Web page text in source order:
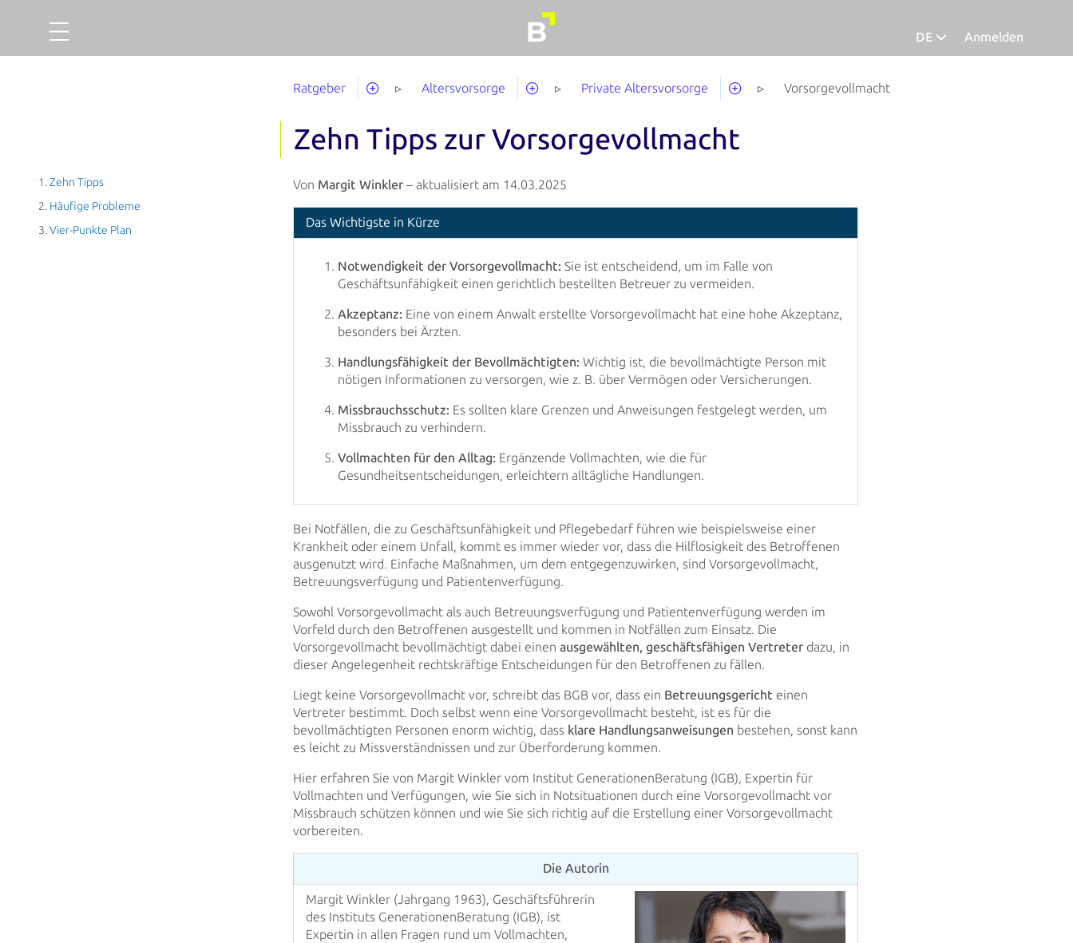
DE Anmelden
Ratgeber Altersvorsorge Private Altersvorsorge Vorsorgevollmacht
Zehn Tipps zur Vorsorge­vollmacht
Zehn Tipps
Häufige Probleme
Vier-Punkte Plan
Von Margit Winkler – aktualisiert am 14.03.2025
Das Wichtigste in Kürze
Notwendigkeit der Vorsorgevollmacht: Sie ist entscheidend, um im Falle von
Geschäftsunfähigkeit einen gerichtlich bestellten Betreuer zu vermeiden.
Akzeptanz: Eine von einem Anwalt erstellte Vorsorgevollmacht hat eine hohe Akzeptanz,
besonders bei Ärzten.
Handlungsfähigkeit der Bevollmächtigten: Wichtig ist, die bevollmächtigte Person mit
nötigen Informationen zu versorgen, wie z. B. über Vermögen oder Versicherungen.
Missbrauchsschutz: Es sollten klare Grenzen und Anweisungen festgelegt werden, um
Missbrauch zu verhindern.
Vollmachten für den Alltag: Ergänzende Vollmachten, wie die für
Gesundheitsentscheidungen, erleichtern alltägliche Handlungen.
Bei Notfällen, die zu Geschäftsunfähigkeit und Pflegebedarf führen wie beispielsweise einer
Krankheit oder einem Unfall, kommt es immer wieder vor, dass die Hilflosigkeit des Betroffenen
ausgenutzt wird. Einfache Maßnahmen, um dem entgegenzuwirken, sind Vorsorgevollmacht,
Betreuungsverfügung und Patientenverfügung.
Sowohl Vorsorgevollmacht als auch Betreuungsverfügung und Patientenverfügung werden im
Vorfeld durch den Betroffenen ausgestellt und kommen in Notfällen zum Einsatz. Die
Vorsorgevollmacht bevollmächtigt dabei einen ausgewählten, geschäftsfähigen Vertreter dazu, in
dieser Angelegenheit rechtskräftige Entscheidungen für den Betroffenen zu fällen.
Liegt keine Vorsorgevollmacht vor, schreibt das BGB vor, dass ein Betreuungsgericht einen
Vertreter bestimmt. Doch selbst wenn eine Vorsorgevollmacht besteht, ist es für die
bevollmächtigten Personen enorm wichtig, dass klare Handlungsanweisungen bestehen, sonst kann
es leicht zu Missverständnissen und zur Überforderung kommen.
Hier erfahren Sie von Margit Winkler vom Institut GenerationenBeratung (IGB), Expertin für
Vollmachten und Verfügungen, wie Sie sich in Notsituationen durch eine Vorsorgevollmacht vor
Missbrauch schützen können und wie Sie sich richtig auf die Erstellung einer Vorsorgevollmacht
vorbereiten.
Die Autorin
Margit Winkler (Jahrgang 1963), Geschäftsführerin
des Instituts GenerationenBeratung (IGB), ist
Expertin in allen Fragen rund um Vollmachten,